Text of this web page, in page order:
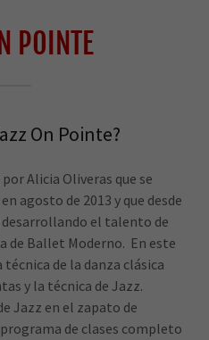
POINTE
On Pointe?
Alicia Oliveras que se
agosto de 2013 y que desde
el talento de
de Ballet Moderno. En este
de la danza clásica
y la técnica de Jazz.
Jazz en el zapato de
de clases completo